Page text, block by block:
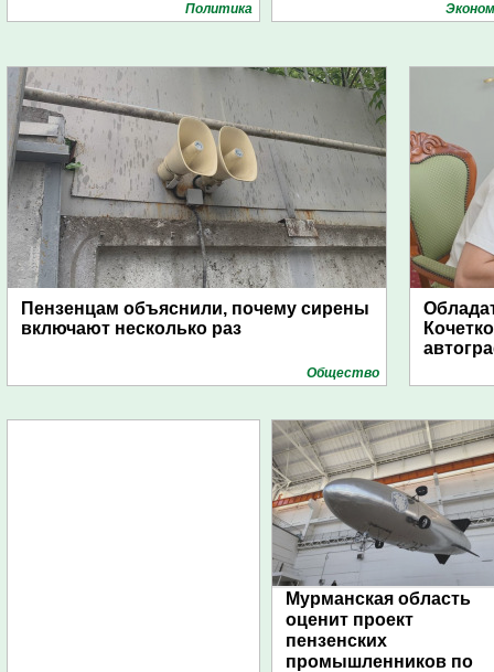
Политика
Пензенцам объяснили, почему сирены
включают несколько раз
Общество
Мурманская область
оценит проект
пензенских
промышленников по